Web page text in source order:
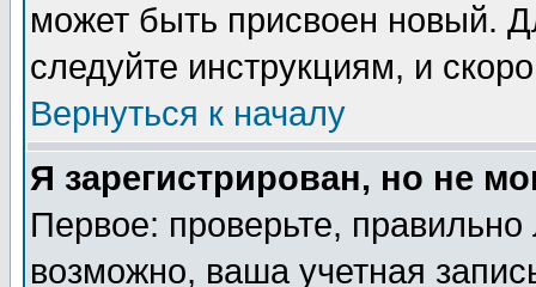
может быть присвоен новый.
следуйте инструкциям, и
Вернуться к началу
Я зарегистрирован, но не
Первое: проверьте,
возможно, ваша учетная